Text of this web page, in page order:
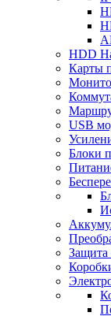
HDD
Карты
USB
Блоки
Защита